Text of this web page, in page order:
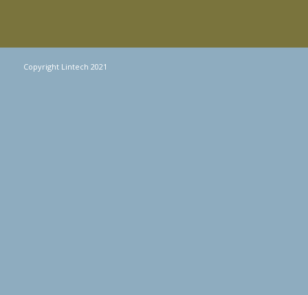
Copyright Lintech 2021